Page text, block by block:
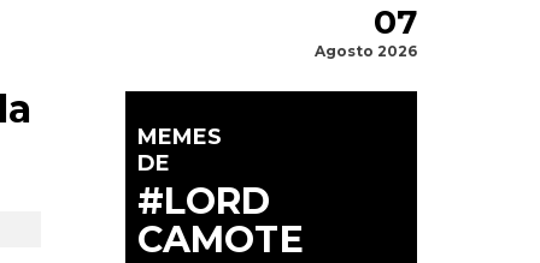
07
Agosto 2026
MEMES
DE
#LORD
CAMOTE